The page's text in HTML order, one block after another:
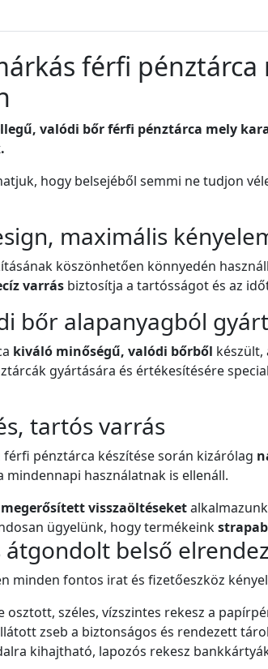
férfi
valódi bőr férfi pénztárca mely
hogy belsejéből semmi ne tudjon
maximális
köszönhetően könnyedén
varrás biztosítja a tartósságot és az
bőr alapanyagból
kiváló minőségű, valódi bőrből készült,
gyártására és értékesítésére
tartós varrás
pénztárca készítése során kizárólag
használatnak is ellenáll.
megerősített visszaöltéseket
ügyelünk, hogy termékeink
átgondolt belső
minden fontos irat és fizetőeszköz
osztott, széles, vízszintes rekesz a
zseb a biztonságos és rendezett
kihajtható, lapozós rekesz